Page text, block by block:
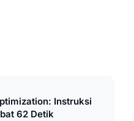
Instruksi
62 Detik